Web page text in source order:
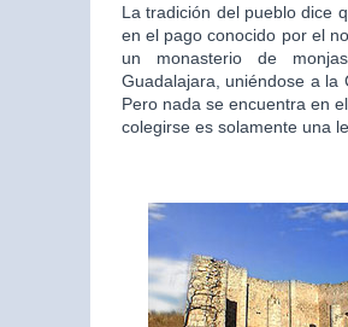
La tradición del pueblo dice
en el pago conocido por el
un monasterio de
Guadalajara, uniéndose a la
Pero nada se encuentra en
colegirse es solamente una